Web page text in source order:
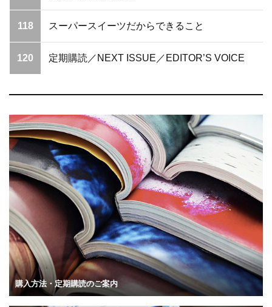
118 スーパースイーツだからできること
120 定期購読／NEXT ISSUE／EDITOR’S VOICE
購入方法・定期購読のご案内